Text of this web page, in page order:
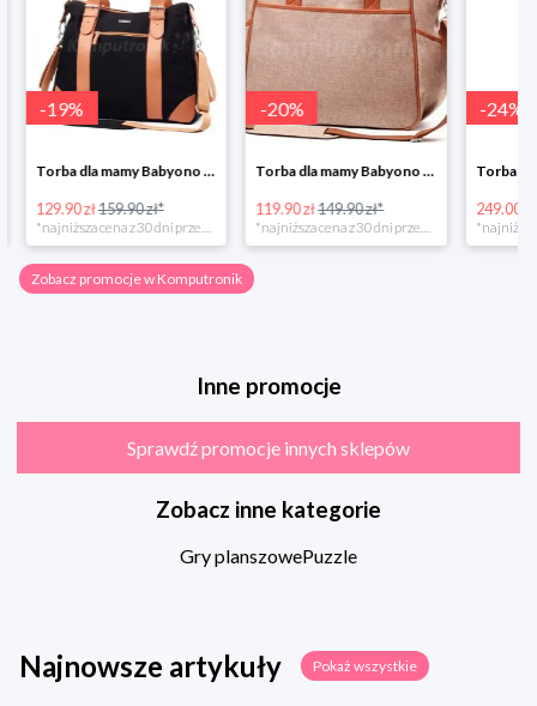
-19%
Torba dla mamy Babyono 1505/01 Comfort Icoinic 5/5
129.90 zł159.90 zł*
*najniższa cena z 30 dni przed obniżką
20%
Torba dla mamy Babyono 1507/01 Comfort Chic w super cenie
119.90 zł149.90 zł*
*najniższa cena z 30 dni przed obniżką
24%
249.00 zł
Zobacz promocje w Komputronik
Inne promocje
Sprawdź promocje innych sklepów
Zobacz inne kategorie
Gry planszowePuzzle
Najnowsze artykuły Pokaż wszystkie